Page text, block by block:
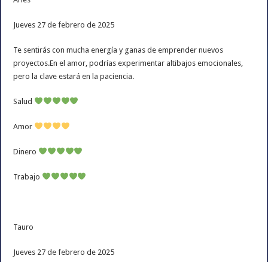
Jueves 27 de febrero de 2025
Te sentirás con mucha energía y ganas de emprender nuevos
proyectos.En el amor, podrías experimentar altibajos emocionales,
pero la clave estará en la paciencia.
Salud
Amor
Dinero
Trabajo
Tauro
Jueves 27 de febrero de 2025